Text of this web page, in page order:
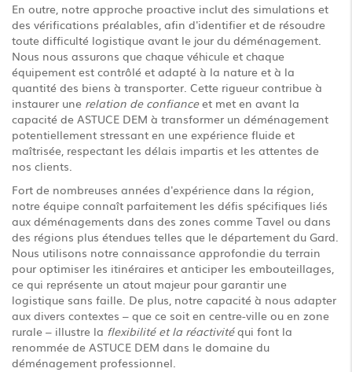
En outre, notre approche proactive inclut des simulations et
des vérifications préalables, afin d'identifier et de résoudre
toute difficulté logistique avant le jour du déménagement.
Nous nous assurons que chaque véhicule et chaque
équipement est contrôlé et adapté à la nature et à la
quantité des biens à transporter. Cette rigueur contribue à
instaurer une relation de confianceet met en avant la
capacité de ASTUCE DEM à transformer un déménagement
potentiellement stressant en une expérience fluide et
maîtrisée, respectant les délais impartis et les attentes de
nos clients.
Fort de nombreuses années d'expérience dans la région,
notre équipe connaît parfaitement les défis spécifiques liés
aux déménagements dans des zones comme Tavel ou dans
des régions plus étendues telles que le département du Gard.
Nous utilisons notre connaissance approfondie du terrain
pour optimiser les itinéraires et anticiper les embouteillages,
ce qui représente un atout majeur pour garantir une
logistique sans faille. De plus, notre capacité à nous adapter
aux divers contextes – que ce soit en centre-ville ou en zone
rurale – illustre la flexibilité et la réactivitéqui font la
renommée de ASTUCE DEM dans le domaine du
déménagement professionnel.